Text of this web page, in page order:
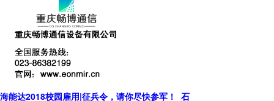
海能达2018校园雇用|征兵令，请你尽快参军！_石